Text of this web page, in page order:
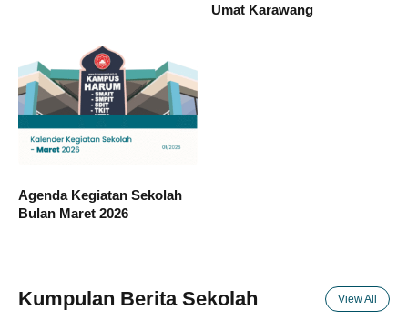
Umat Karawang
Agenda Kegiatan Sekolah
Bulan Maret 2026
Kumpulan Berita Sekolah View All